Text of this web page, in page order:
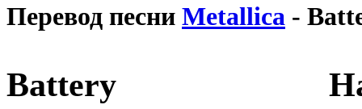
Перевод песни Metallica -
Battery